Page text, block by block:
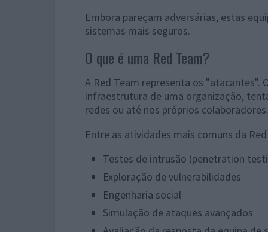
Embora pareçam adversárias, estas
sistemas mais seguros.
O que é uma Red Team?
A Red Team representa os "atacantes".
infraestrutura de uma organização,
redes ou até nos próprios colaboradores.
Entre as atividades mais comuns da
Testes de intrusão (penetration
Exploração de vulnerabilidades
Engenharia social
Simulação de ataques avançados